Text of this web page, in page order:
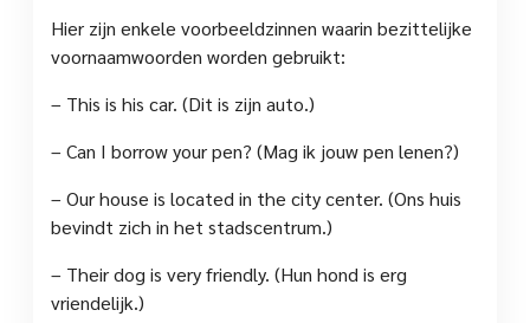
Hier zijn enkele voorbeeldzinnen waarin bezittelijke
voornaamwoorden worden gebruikt:
– This is his car. (Dit is zijn auto.)
– Can I borrow your pen? (Mag ik jouw pen lenen?)
– Our house is located in the city center. (Ons huis
bevindt zich in het stadscentrum.)
– Their dog is very friendly. (Hun hond is erg
vriendelijk.)